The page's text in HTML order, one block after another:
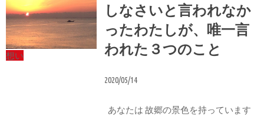
想い
しなさいと言われなか
ったわたしが、唯一言
われた３つのこと
2020/05/14
あなたは 故郷の景色を持っています